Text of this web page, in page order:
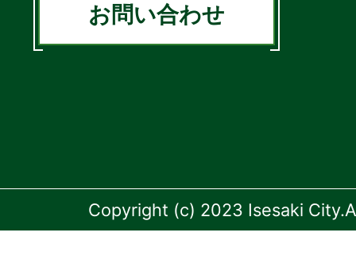
お問い合わせ
Copyright (c) 2023 Isesaki